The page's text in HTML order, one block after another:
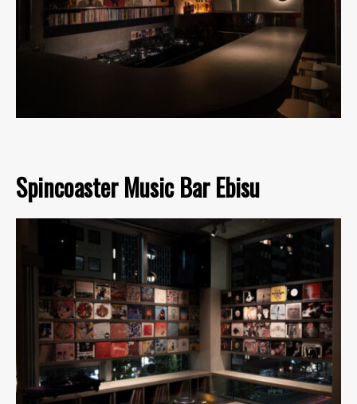
Spincoaster Music Bar Ebisu